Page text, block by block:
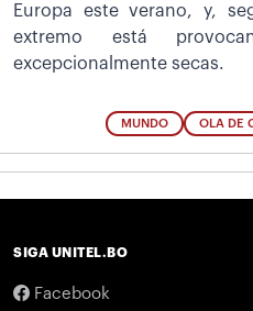
Europa este verano, y,
extremo está
excepcionalmente secas.
MUNDO OLA DE
SIGA UNITEL.BO
Facebook